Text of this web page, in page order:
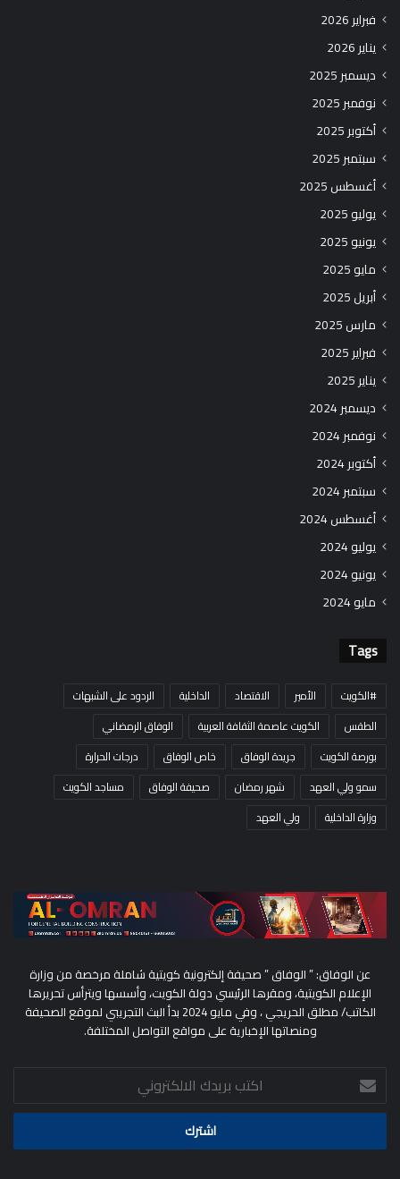
فبراير 2026
يناير 2026
ديسمبر 2025
نوفمبر 2025
أكتوبر 2025
سبتمبر 2025
أغسطس 2025
يوليو 2025
يونيو 2025
مايو 2025
أبريل 2025
مارس 2025
فبراير 2025
يناير 2025
ديسمبر 2024
نوفمبر 2024
أكتوبر 2024
سبتمبر 2024
أغسطس 2024
يوليو 2024
يونيو 2024
مايو 2024
Tags
#الكويت الأمير الاقتصاد الداخلية
الردود على الشبهات
الطقس
الكويت عاصمة الثقافة العربية
الوفاق الرمضاني
بورصة الكويت
جريدة الوفاق خاص الوفاق
درجات الحرارة
سمو ولي العهد
شهر رمضان صحيفة الوفاق
مساجد الكويت
وزارة الداخلية
ولي العهد
عن الوفاق: ” الوفاق ” صحيفة إلكترونية كويتية شاملة مرخصة من وزارة
الإعلام الكويتية، ومقرها الرئيسي دولة الكويت، وأسسها ويترأس تحريرها
الكاتب/ مطلق الحريجي ، وفي مايو 2024 بدأ البث التجريبي لموقع الصحيفة
ومنصاتها الإخبارية على مواقع التواصل المختلفة.
اكتب
بريدك
الالكتروني